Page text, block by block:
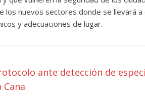
los nuevos sectores donde se llevará
y adecuaciones de lugar.
ante detección de